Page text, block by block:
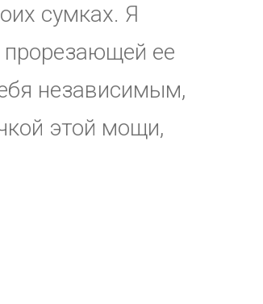
сумках. Я
прорезающей ее
независимым,
этой мощи,